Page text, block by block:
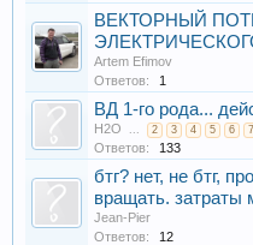
ВЕКТОРНЫЙ
Artem Efimov
Ответов:
1
ВД 1-го рода...
H2O ... 2 3 4 5 6 7
Ответов: 133
бтг? нет, не бтг,
вращать.
Jean-Pier
Ответов:
12